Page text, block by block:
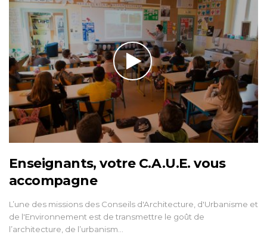
Enseignants, votre C.A.U.E. vous
accompagne
L’une des missions des Conseils d'Architecture, d'Urbanisme et
de l'Environnement est de transmettre le goût de
l’architecture, de l’urbanism…